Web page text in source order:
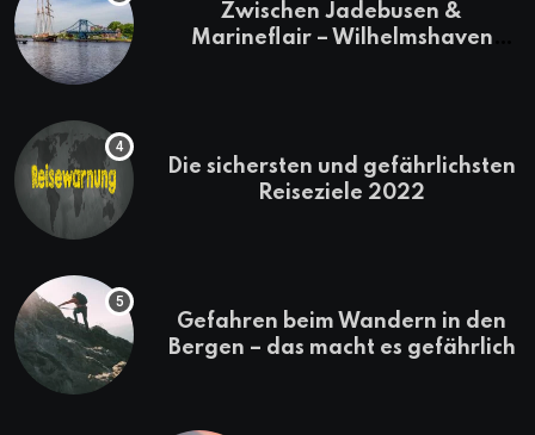
Zwischen Jadebusen &
Marineflair – Wilhelmshaven
Die sichersten und gefährlichsten
Reiseziele 2022
Gefahren beim Wandern in den
Bergen – das macht es gefährlich